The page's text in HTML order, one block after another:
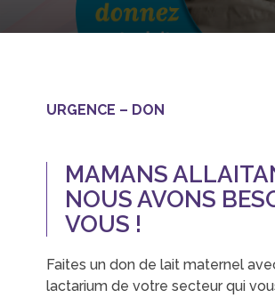
URGENCE – DON
MAMANS
NOUS AVONS
VOUS !
Faites un don de lait maternel
lactarium de votre secteur qui